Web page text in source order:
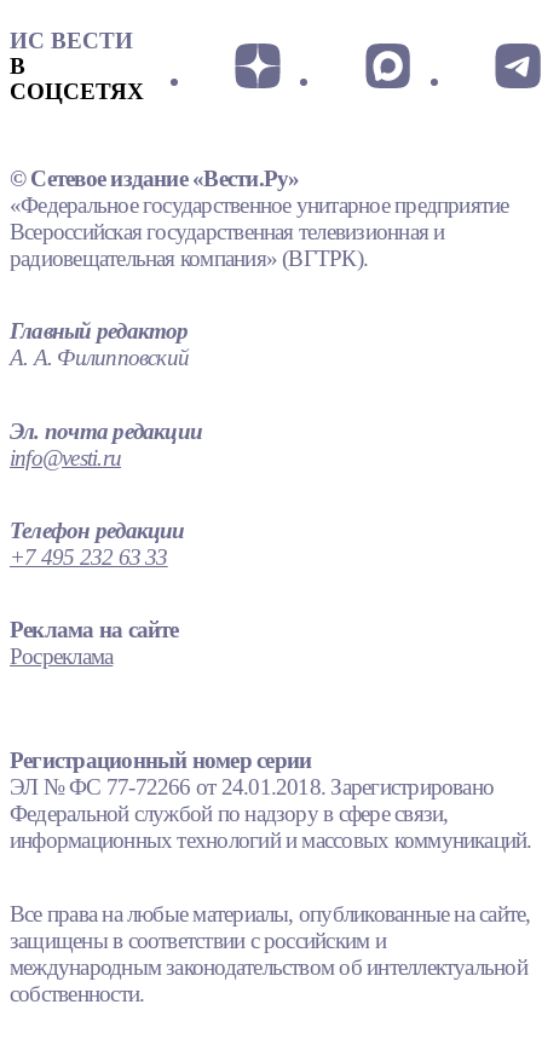
ИС ВЕСТИ
В
СОЦСЕТЯХ
© Сетевое издание «Вести.Ру»
«Федеральное государственное унитарное предприятие
Всероссийская государственная телевизионная и
радиовещательная компания» (ВГТРК).
Главный редактор
А. А. Филипповский
Эл. почта редакции
info@vesti.ru
Телефон редакции
+7 495 232 63 33
Реклама на сайте
Росреклама
Регистрационный номер серии
ЭЛ № ФС 77-72266 от 24.01.2018. Зарегистрировано
Федеральной службой по надзору в сфере связи,
информационных технологий и массовых коммуникаций.
Все права на любые материалы, опубликованные на сайте,
защищены в соответствии с российским и
международным законодательством об интеллектуальной
собственности.